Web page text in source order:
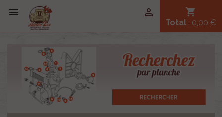
 shopping_cart
Total : 0,00 €
